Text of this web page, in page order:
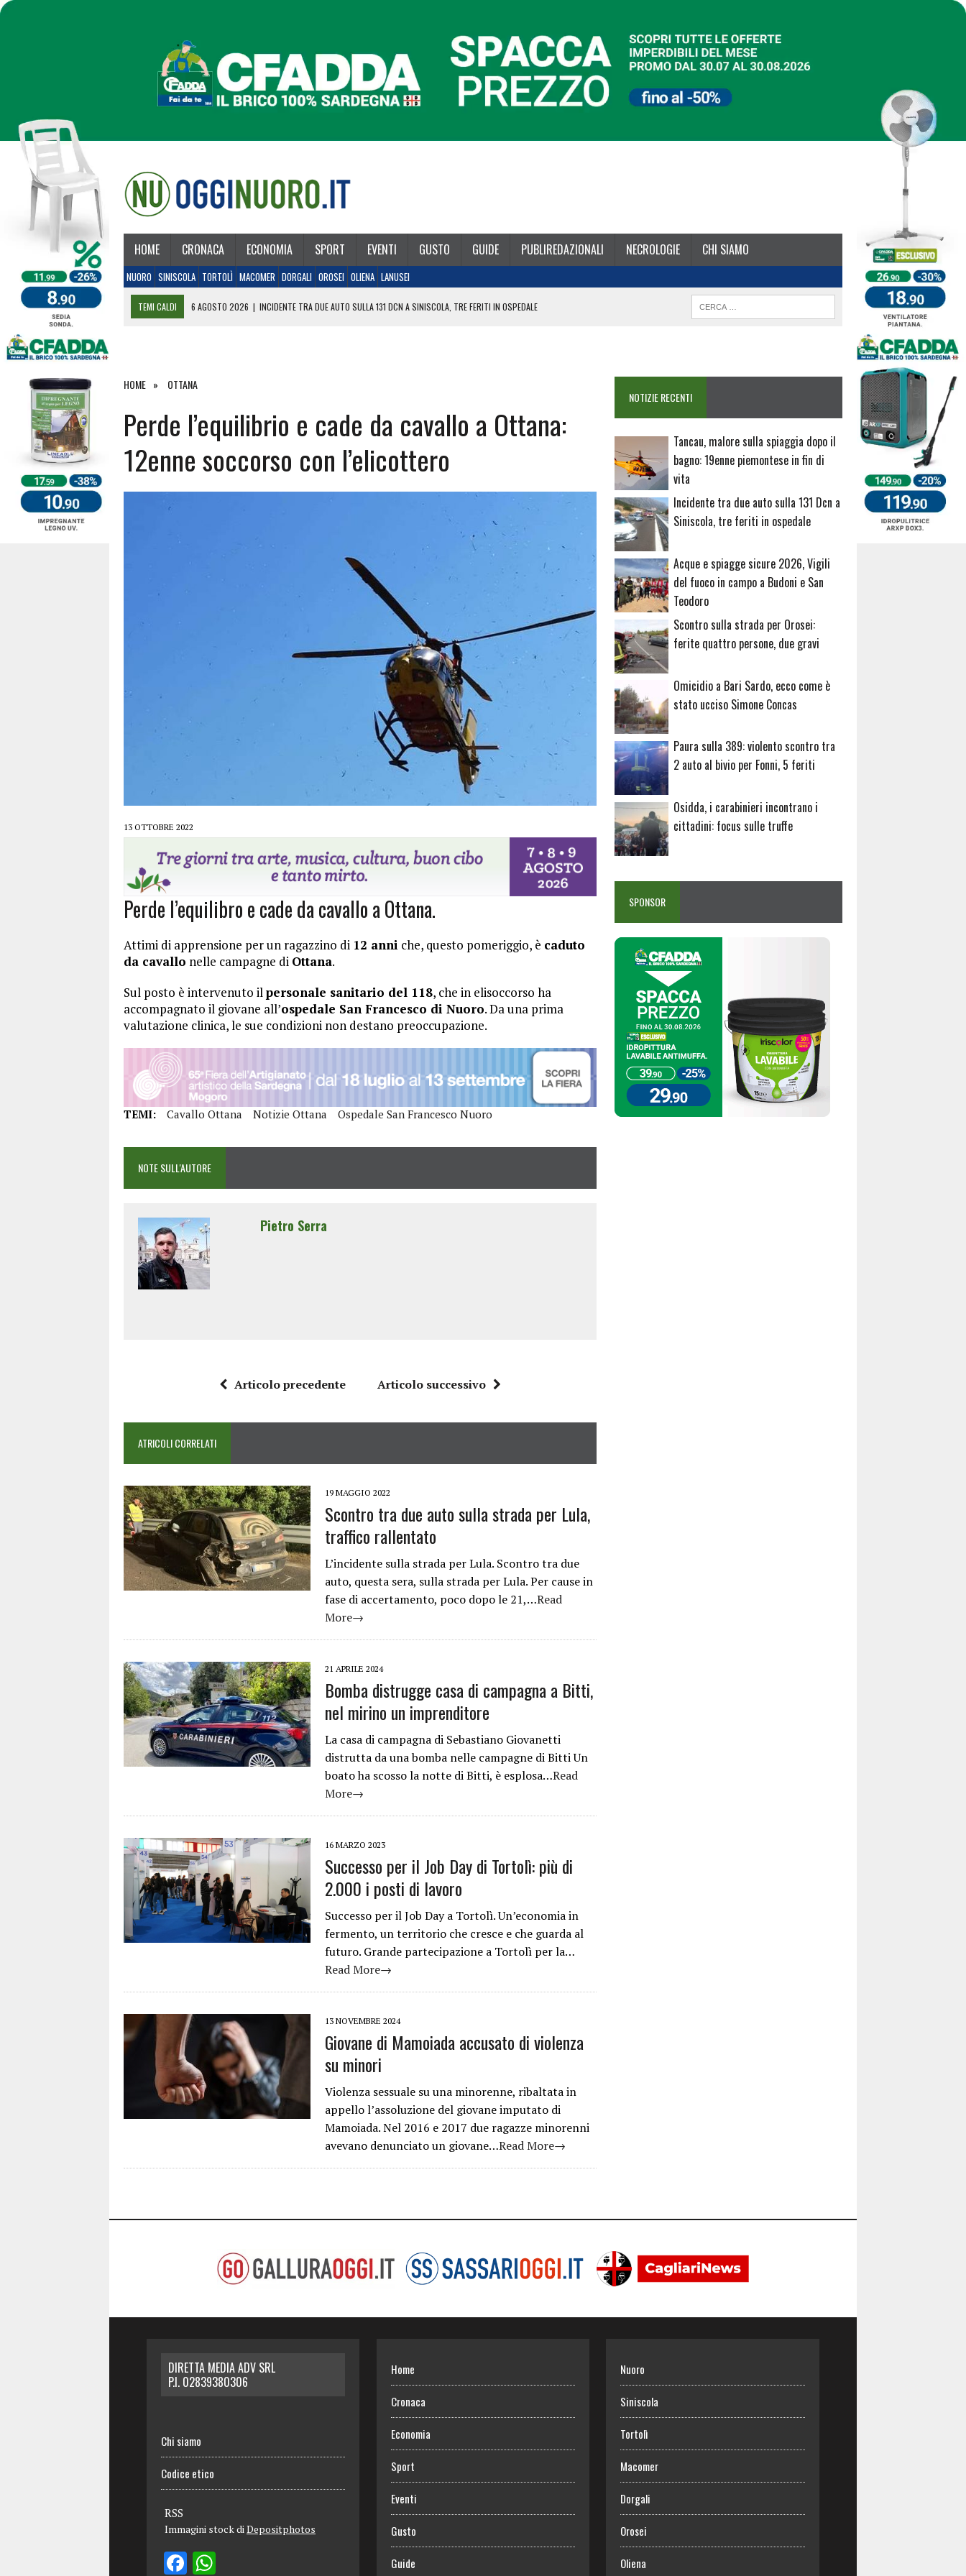
HOME CRONACA ECONOMIA SPORT EVENTI GUSTO GUIDE PUBLIREDAZIONALI NECROLOGIE CHI SIAMO
NUORO SINISCOLA TORTOLÌ MACOMER DORGALI OROSEI OLIENA LANUSEI
TEMI CALDI 6 AGOSTO 2026 | INCIDENTE TRA DUE AUTO SULLA 131 DCN A SINISCOLA, TRE FERITI IN OSPEDALE
27 LUGLIO 2026
HOME OTTANA
Perde l’equilibrio e cade da cavallo a Ottana:
12enne soccorso con l’elicottero
13 OTTOBRE 2022
Perde l’equilibro e cade da cavallo a Ottana.
Attimi di apprensione per un ragazzino di 12 anni che, questo pomeriggio, è caduto
da cavallo nelle campagne di Ottana.
Sul posto è intervenuto ilpersonale sanitario del 118, che in elisoccorso ha
accompagnato il giovane all’ospedale San Francesco di Nuoro. Da una prima
valutazione clinica, le sue condizioni non destano preoccupazione.
TEMI: Cavallo Ottana Notizie Ottana Ospedale San Francesco Nuoro
NOTE SULL'AUTORE
Pietro Serra
Articolo precedente Articolo successivo
ATRICOLI CORRELATI
19 MAGGIO 2022
Scontro tra due auto sulla strada per Lula,
traffico rallentato
L’incidente sulla strada per Lula. Scontro tra due
auto, questa sera, sulla strada per Lula. Per cause in
fase di accertamento, poco dopo le 21,…Read
More→
21 APRILE 2024
Bomba distrugge casa di campagna a Bitti,
nel mirino un imprenditore
La casa di campagna di Sebastiano Giovanetti
distrutta da una bomba nelle campagne di Bitti Un
boato ha scosso la notte di Bitti, è esplosa…Read
More→
16 MARZO 2023
Successo per il Job Day di Tortolì: più di
2.000 i posti di lavoro
Successo per il Job Day a Tortolì. Un’economia in
fermento, un territorio che cresce e che guarda al
futuro. Grande partecipazione a Tortolì per la…
Read More→
13 NOVEMBRE 2024
Giovane di Mamoiada accusato di violenza
su minori
Violenza sessuale su una minorenne, ribaltata in
appello l’assoluzione del giovane imputato di
Mamoiada. Nel 2016 e 2017 due ragazze minorenni
avevano denunciato un giovane…Read More→
NOTIZIE RECENTI
Tancau, malore sulla spiaggia dopo il
bagno: 19enne piemontese in fin di
vita
Incidente tra due auto sulla 131 Dcn a
Siniscola, tre feriti in ospedale
Acque e spiagge sicure 2026, Vigili
del fuoco in campo a Budoni e San
Teodoro
Scontro sulla strada per Orosei:
ferite quattro persone, due gravi
Omicidio a Bari Sardo, ecco come è
stato ucciso Simone Concas
Paura sulla 389: violento scontro tra
2 auto al bivio per Fonni, 5 feriti
Osidda, i carabinieri incontrano i
cittadini: focus sulle truffe
SPONSOR
DIRETTA MEDIA ADV SRL
P.I. 02839380306
Chi siamo
Codice etico
RSS
Immagini stock diDepositphotos
Home
Cronaca
Economia
Sport
Eventi
Gusto
Guide
Nuoro
Siniscola
Tortolì
Macomer
Dorgali
Orosei
Oliena